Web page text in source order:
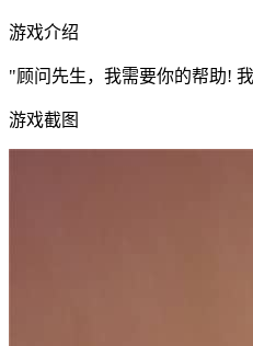
游戏介绍
"顾问先生，我需要你的帮助!
游戏截图